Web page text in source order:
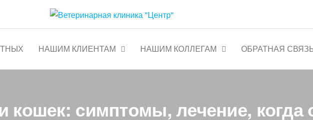
Круглосуточно
НАШИМ КЛИЕНТАМ НАШИМ КОЛЛЕГАМ ОБРАТНАЯ
кошек: симптомы, лечение, когда